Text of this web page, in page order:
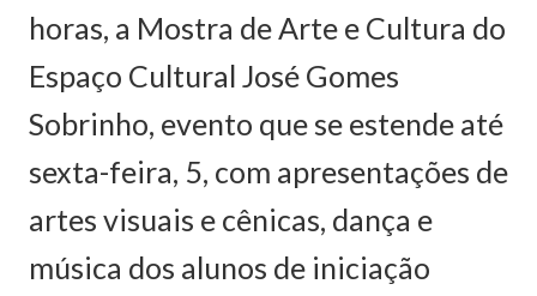
horas, a Mostra de Arte e Cultura do
Espaço Cultural José Gomes
Sobrinho, evento que se estende até
sexta-feira, 5, com apresentações de
artes visuais e cênicas, dança e
música dos alunos de iniciação